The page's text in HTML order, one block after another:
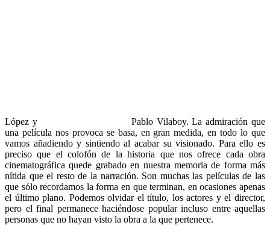
López y
Pablo Vilaboy. La admiración que
una película nos provoca se basa, en gran medida, en todo lo que
vamos añadiendo y sintiendo al acabar su visionado. Para ello es
preciso que el colofón de la historia que nos ofrece cada obra
cinematográfica quede grabado en nuestra memoria de forma más
nítida que el resto de la narración. Son muchas las películas de las
que sólo recordamos la forma en que terminan, en ocasiones apenas
el último plano. Podemos olvidar el título, los actores y el director,
pero el final permanece haciéndose popular incluso entre aquellas
personas que no hayan visto la obra a la que pertenece.